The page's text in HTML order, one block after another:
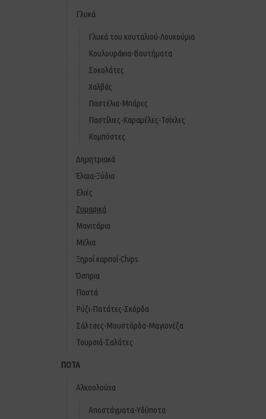
Γλυκά
Γλυκά του κουταλιού-Λουκούμια
Κουλουράκια-Βουτήματα
Σοκολάτες
Χαλβάς
Παστέλια-Μπάρες
Παστίλιες-Καραμέλες-Τσίχλες
Κομπόστες
Δημητριακά
Έλαια-Ξύδια
Ελιές
Ζυμαρικά
Μανιτάρια
Μέλια
Ξηροί καρποί-Chips
Όσπρια
Παστά
Ρύζι-Πατάτες-Σκόρδα
Σάλτσες-Μουστάρδα-Μαγιονέζα
Τουρσιά-Σαλάτες
ΠΟΤΑ
Αλκοολούχα
Αποστάγματα-Υδύποτα